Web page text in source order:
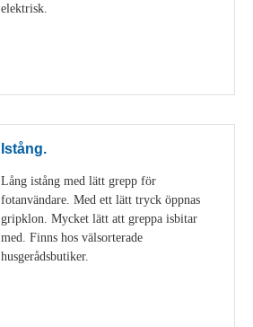
elektrisk.
Istång.
Lång istång med lätt grepp för
fotanvändare. Med ett lätt tryck öppnas
gripklon. Mycket lätt att greppa isbitar
med. Finns hos välsorterade
husgerådsbutiker.